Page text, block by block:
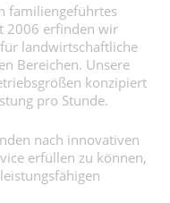
familiengeführtes
2006 erfinden wir
landwirtschaftliche
Bereichen. Unsere
konzipiert
pro Stunde.
nach innovativen
erfüllen zu können,